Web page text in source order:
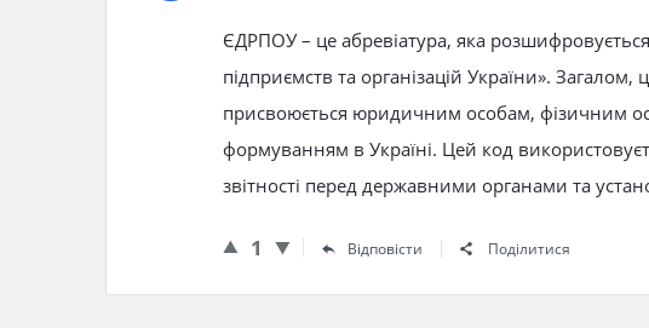
ЄДРПОУ – це абревіатура, яка
підприємств та організацій України».
присвоюється юридичним особам, фізичним
формуванням в Україні. Цей код
звітності перед державними органами та
1 Відповісти Поділитися